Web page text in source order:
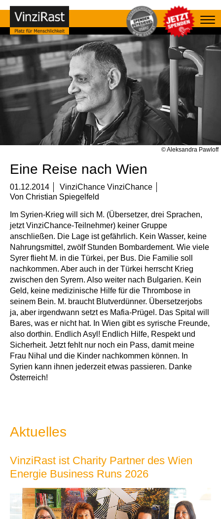
© Aleksandra Pawloff
Eine Reise nach Wien
01.12.2014
VinziChance VinziChance
Von Christian Spiegelfeld
Im Syrien-Krieg will sich M. (Übersetzer, drei Sprachen,
jetzt VinziChance-Teilnehmer) keiner Gruppe
anschließen. Die Lage ist gefährlich. Kein Wasser, keine
Nahrungsmittel, zwölf Stunden Bombardement. Wie viele
Syrer flieht M. in die Türkei, per Bus. Die Familie soll
nachkommen. Aber auch in der Türkei herrscht Krieg
zwischen den Syrern. Also weiter nach Bulgarien. Kein
Geld, keine medizinische Hilfe für die Thrombose in
seinem Bein. M. braucht Blutverdünner. Übersetzerjobs
ja, aber irgendwann setzt es Mafia-Prügel. Das Spital will
Bares, was er nicht hat. In Wien gibt es syrische Freunde,
also dorthin. Endlich Asyl! Endlich Hilfe, Respekt und
Sicherheit. Jetzt fehlt nur noch ein Pass, damit meine
Frau Nihal und die Kinder nachkommen können. In
Syrien kann ihnen jederzeit etwas passieren. Danke
Österreich!
Aktuelles
VinziRast ist Charity Partner des Wien
Energie Business Runs 2026